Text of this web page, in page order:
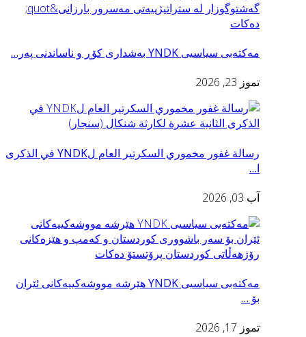
مه‌كته‌بى سياسيى YNDK به‌شداری كۆڕ و ناساندنى په‌ر…
تموز 23, 2026
رسالة غفور مخموري السكرتير العام لYNDK في الذكرى
ا…
آب 03, 2026
مەکتەبی سیاسیی YNDK هێرشە مووشەکییەکانی ئێران
بۆ …
تموز 17, 2026